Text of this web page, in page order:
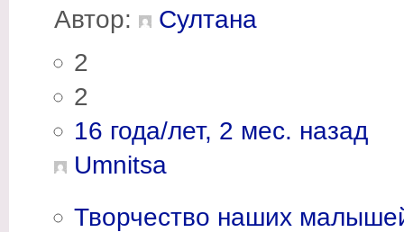
Автор:
Султана
2
2
16 года/лет, 2 мес. назад
Umnitsa
Творчество наших